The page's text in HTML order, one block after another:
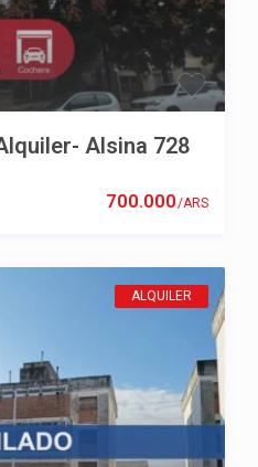
700.000/ARS
Alsina 728
ALQUILER